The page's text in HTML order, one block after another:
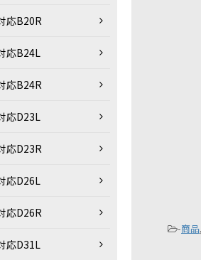
-商品,
応B20R
応B24L
応B24R
応D23L
応D23R
応D26L
応D26R
応D31L